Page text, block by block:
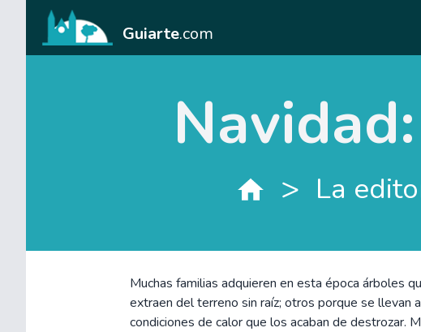
Guiarte.com
> La
Muchas familias adquieren en esta época árboles
extraen del terreno sin raíz; otros porque se llevan
condiciones de calor que los acaban de destrozar.